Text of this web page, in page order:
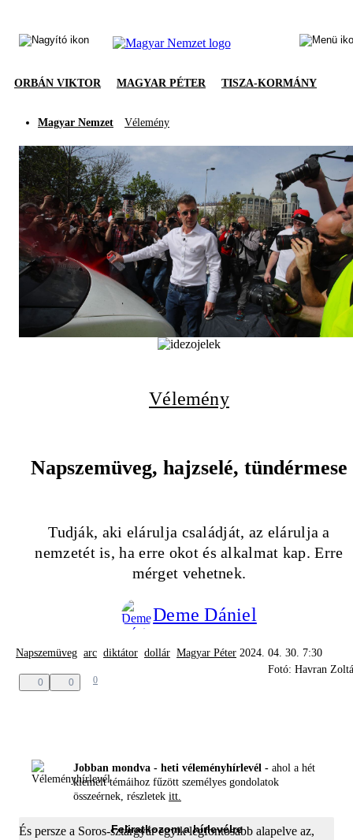
ORBÁN VIKTOR MAGYAR PÉTER TISZA-KORMÁNY
Magyar Nemzet Vélemény
Vélemény
Napszemüveg, hajzselé, tündérmese
Tudják, aki elárulja családját, az elárulja a
nemzetét is, ha erre okot és alkalmat kap. Erre
mérget vehetnek.
Deme Dániel
Napszemüveg arc diktátor dollár Magyar Péter 2024. 04. 30. 7:30
Fotó: Havran
0 0 0
Jobban mondva - heti véleményhírlevél - ahol a hét
kiemelt témáihoz fűzött személyes gondolatok
összeérnek, részletek itt.
Feliratkozom a hírlevélre
És persze a Soros-sztárgyár egyik legfontosabb alapelve az,